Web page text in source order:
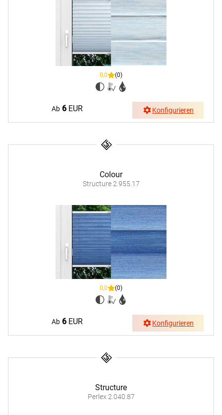
0,0 (0)
Ab 6EUR Konfigurieren
Colour
Structure 2.955.17
0,0 (0)
Ab 6EUR Konfigurieren
Structure
Perlex 2.040.87